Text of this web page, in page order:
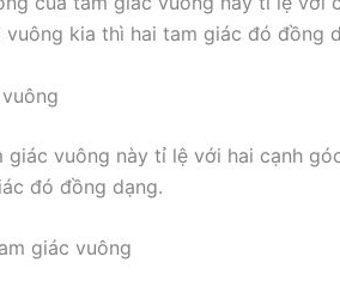
kia thì hai tam giác đó đồng
giác vuông này tỉ lệ với hai cạnh
đó đồng dạng.
giác vuông